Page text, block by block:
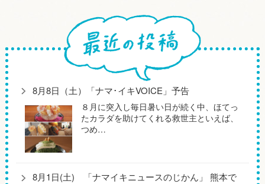
8月8日（土）「ナマ･イキVOICE」予告
８月に突入し毎日暑い日が続く中、ほてっ
たカラダを助けてくれる救世主といえば、
つめ…
8月1日(土) 「ナマイキニュースのじかん」 熊本で